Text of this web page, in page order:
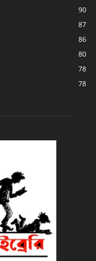
90
87
86
80
78
78